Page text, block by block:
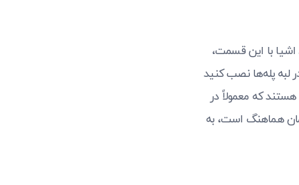
اشیا با این قسمت،
لبه پله‌ها نصب کنید
که به پله‌های فرسوده شده جلوه‌ای جدید و زیبا ببخشد. همچنین، برخی از مدل‌های آلومینیومی دارای نور LED هستند که معمولاً در
هماهنگ است، به